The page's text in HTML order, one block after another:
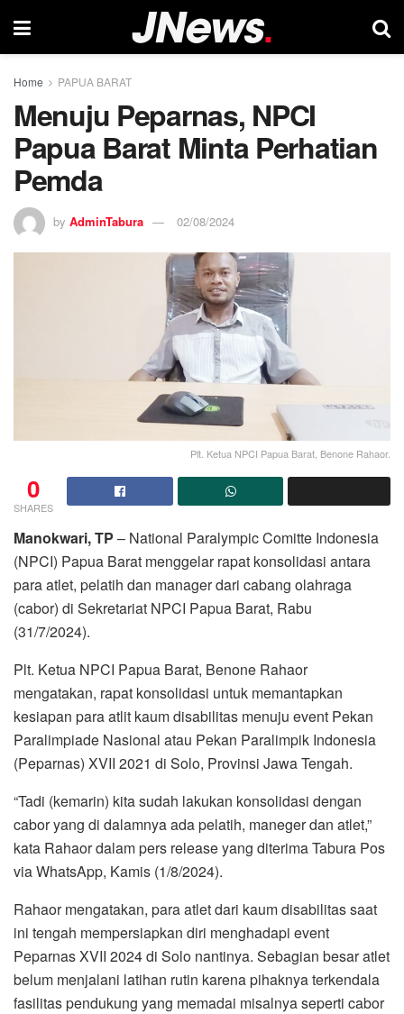
Home PAPUA BARAT
Menuju Peparnas, NPCI
Papua Barat Minta Perhatian
Pemda
by AdminTabura 02/08/2024
Plt. Ketua NPCI Papua Barat, Benone Rahaor.
0
SHARES
Manokwari, TP – National Paralympic Comitte Indonesia
(NPCI) Papua Barat menggelar rapat konsolidasi antara
para atlet, pelatih dan manager dari cabang olahraga
(cabor) di Sekretariat NPCI Papua Barat, Rabu
(31/7/2024).
Plt. Ketua NPCI Papua Barat, Benone Rahaor
mengatakan, rapat konsolidasi untuk memantapkan
kesiapan para atlit kaum disabilitas menuju event Pekan
Paralimpiade Nasional atau Pekan Paralimpik Indonesia
(Peparnas) XVII 2021 di Solo, Provinsi Jawa Tengah.
“Tadi (kemarin) kita sudah lakukan konsolidasi dengan
cabor yang di dalamnya ada pelatih, maneger dan atlet,”
kata Rahaor dalam pers release yang diterima Tabura Pos
via WhatsApp, Kamis (1/8/2024).
Rahaor mengatakan, para atlet dari kaum disabilitas saat
ini tengah mempersiapkan diri menghadapi event
Peparnas XVII 2024 di Solo nantinya. Sebagian besar atlet
belum menjalani latihan rutin karena pihaknya terkendala
fasilitas pendukung yang memadai misalnya seperti cabor